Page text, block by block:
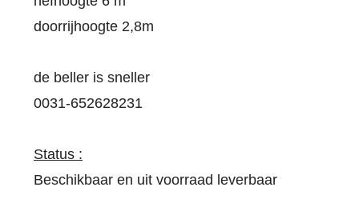
doorrijhoogte 2,8m
de beller is sneller
0031-652628231
Status :
Beschikbaar en uit voorraad leverbaar